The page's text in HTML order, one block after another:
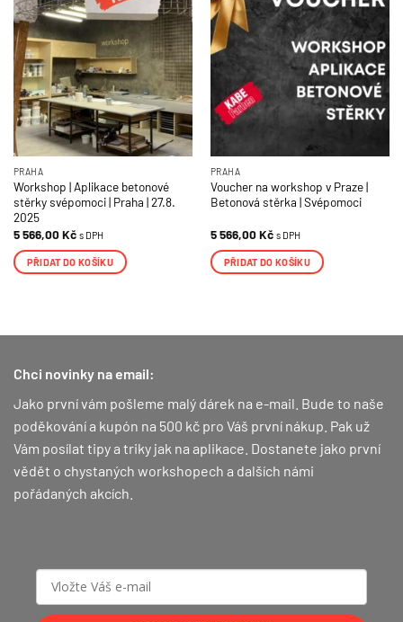
PRAHA
Workshop | Aplikace betonové
stěrky svépomoci | Praha | 27.8.
2025
5 566,00Kč s DPH
PŘIDAT DO KOŠÍKU
PRAHA
Voucher na workshop v Praze |
Betonová stěrka | Svépomoci
5 566,00Kč s DPH
PŘIDAT DO KOŠÍKU
Chci novinky na email:
Jako první vám pošleme malý dárek na e-mail. Bude to naše
poděkování a kupón na 500 kč pro Váš první nákup. Pak už
Vám posílat tipy a triky jak na aplikace. Dostanete jako první
vědět o chystaných workshopech a dalších námi
pořádaných akcích.